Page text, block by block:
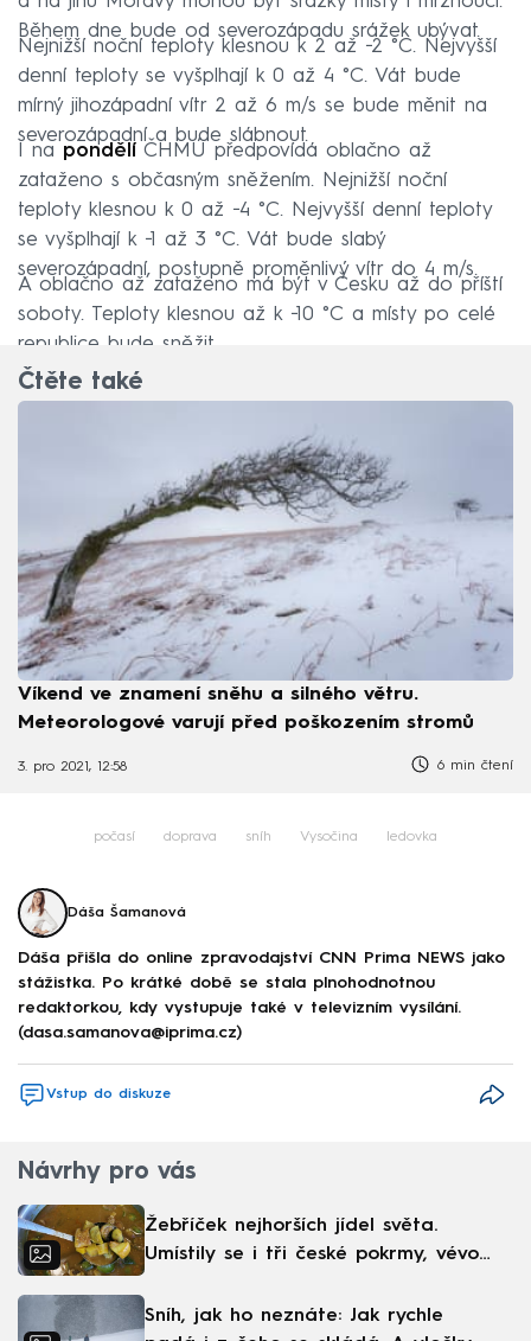
Během dne bude od severozápadu srážek ubývat.
Nejnižší noční teploty klesnou k 2 až −2 °C. Nejvyšší
denní teploty se vyšplhají k 0 až 4 °C. Vát bude
mírný jihozápadní vítr 2 až 6 m/s se bude měnit na
severozápadní a bude slábnout.
I na pondělí ČHMÚ předpovídá oblačno až
zataženo s občasným sněžením. Nejnižší noční
teploty klesnou k 0 až −4 °C. Nejvyšší denní teploty
se vyšplhají k −1 až 3 °C. Vát bude slabý
severozápadní, postupně proměnlivý vítr do 4 m/s.
A oblačno až zataženo má být v Česku až do příští
soboty. Teploty klesnou až k −10 °C a místy po celé
republice bude sněžit.
Čtěte také
Víkend ve znamení sněhu a silného větru.
Meteorologové varují před poškozením stromů
3. pro 2021, 12:58 6 min čtení
počasí doprava sníh Vysočina ledovka
Dáša Šamanová
Dáša přišla do online zpravodajství CNN Prima NEWS jako
stážistka. Po krátké době se stala plnohodnotnou
redaktorkou, kdy vystupuje také v televizním vysílání.
(dasa.samanova@iprima.cz)
Vstup do diskuze
Návrhy pro vás
Žebříček nejhorších jídel světa.
Umístily se i tři české pokrmy, vévodí
Sníh, jak ho neznáte: Jak rychle